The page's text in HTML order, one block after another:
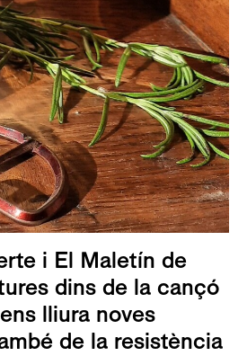
i El Maletín de
dins de la cançó
lliura noves
de la resistència